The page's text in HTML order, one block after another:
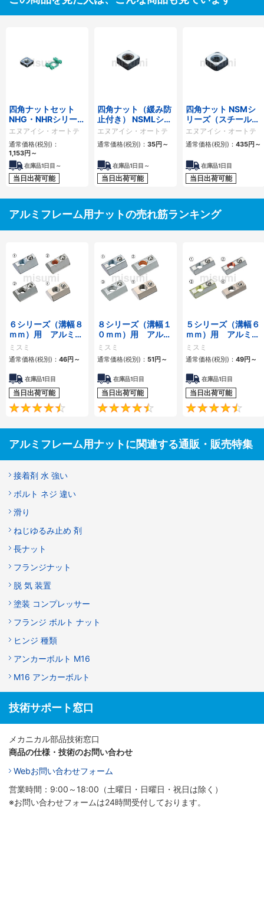
四角ナットセット
NHG・NHRシリーズ
（スチール製 50個
パック）
エヌアイシ・オートテ
ック
通常価格(税別)：
1,153円 ～
在庫品1日目～
当日出荷可能
四角ナット（緩み防
止付き） NSMLシリ
ーズ
エヌアイシ・オートテ
ック
通常価格(税別)： 35円 ～
在庫品1日目～
当日出荷可能
四角ナット NSMシ
リーズ（スチール
製・パック入り）
エヌアイシ・オートテ
ック
通常価格(税別)： 435円 ～
在庫品1日目
当日出荷可能
アルミフレーム用ナットの売れ筋ランキング
６シリーズ（溝幅８
ｍｍ）用 アルミフ
レーム用後入れバネ
ナット
ミスミ
通常価格(税別)： 46円 ～
在庫品1日目
当日出荷可能
4.6
８シリーズ（溝幅１
０ｍｍ）用 アルミ
フレーム用後入れバ
ネナット
ミスミ
通常価格(税別)： 51円 ～
在庫品1日目
当日出荷可能
4.5
５シリーズ（溝幅６
ｍｍ）用 アルミフ
レーム用後入れバネ
ナット
ミスミ
通常価格(税別)： 49円 ～
在庫品1日目
当日出荷可能
アルミフレーム用ナットに関連する通販・販売特集
接着剤 水 強い
ボルト ネジ 違い
滑り
ねじゆるみ止め 剤
長ナット
フランジナット
脱 気 装置
塗装 コンプレッサー
フランジ ボルト ナット
ヒンジ 種類
アンカーボルト M16
M16 アンカーボルト
技術サポート窓口
メカニカル部品技術窓口
商品の仕様・技術のお問い合わせ
Webお問い合わせフォーム
営業時間：9:00～18:00（土曜日・日曜日・祝日は除く）
※お問い合わせフォームは24時間受付しております。